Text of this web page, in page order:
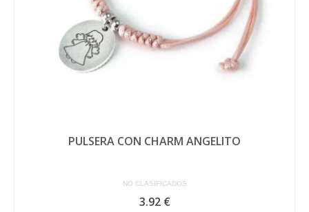
PULSERA CON CHARM ANGELITO
NO CLASIFICADOS
3.92 €